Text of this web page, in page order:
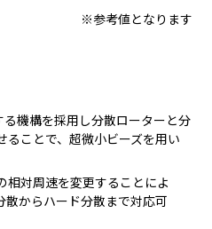
※参考値となります
機構を採用し分散ローターと分
ることで、超微小ビーズを用い
相対周速を変更することによ
散からハード分散まで対応可